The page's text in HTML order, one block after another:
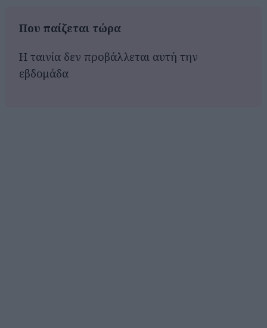
Που παίζεται τώρα
Η ταινία δεν προβάλλεται αυτή την
εβδομάδα